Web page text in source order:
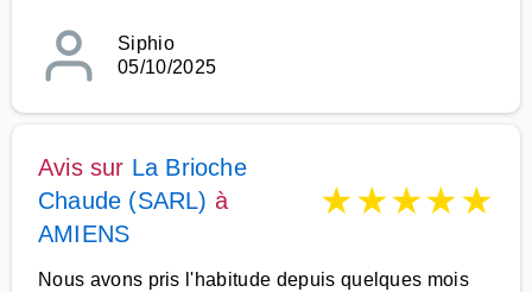
Siphio
05/10/2025
Avis sur La Brioche
Chaude (SARL) à
AMIENS
★★★★★
Nous avons pris l'habitude depuis quelques mois